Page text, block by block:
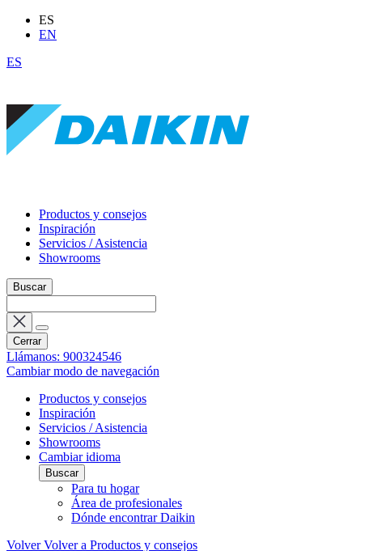
ES
EN
ES
Productos y consejos
Inspiración
Servicios / Asistencia
Showrooms
Buscar
Cerrar
Llámanos: 900324546
Cambiar modo de navegación
Productos y consejos
Inspiración
Servicios / Asistencia
Showrooms
Cambiar idioma
Buscar
Para tu hogar
Área de profesionales
Dónde encontrar Daikin
Volver Volver a Productos y consejos